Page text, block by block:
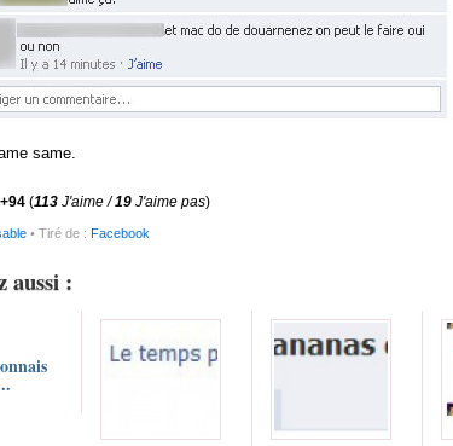
same.
+94 (113 J'aime /19 J'aime pas)
• Tiré de : Facebook
aussi :